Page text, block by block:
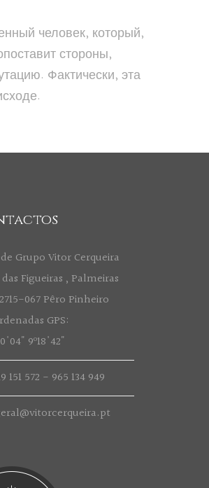
человек, который,
стороны,
Фактически, эта
Grupo Vitor Cerqueira
Figueiras , Palmeiras
067 Pêro Pinheiro
GPS:
9º18'42"
151 572 - 965 134 949